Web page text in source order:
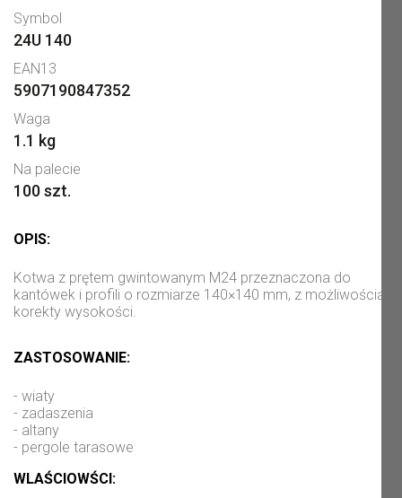
Symbol
24U 140
EAN13
5907190847352
Waga
1.1 kg
Na palecie
100 szt.
OPIS:
Kotwa z prętem gwintowanym M24 przeznaczona do
kantówek i profili o rozmiarze 140×140 mm, z możliwością
korekty wysokości.
ZASTOSOWANIE:
- wiaty
- zadaszenia
- altany
- pergole tarasowe
WLAŚCIOWŚCI: